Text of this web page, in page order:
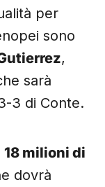
per
sono
,
sarà
3 di Conte.
18 milioni di
dovrà